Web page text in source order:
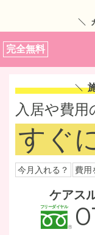
完全無料
入居や費用
すぐ
今月入れる？ 費用
ケアス